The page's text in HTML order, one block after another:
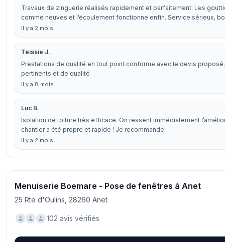
Travaux de zinguerie réalisés rapidement et parfaitement. Les
comme neuves et l’écoulement fonctionne enfin. Service sérieux,
il y a 2 mois
Teissie J.
Prestations de qualité en tout point conforme avec le devis
pertinents et de qualité
il y a 8 mois
Luc B.
Isolation de toiture très efficace. On ressent immédiatement
chantier a été propre et rapide ! Je recommande.
il y a 2 mois
Menuiserie Boemare - Pose de fenêtres à Anet
25 Rte d'Oulins, 28260 Anet
102 avis vérifiés